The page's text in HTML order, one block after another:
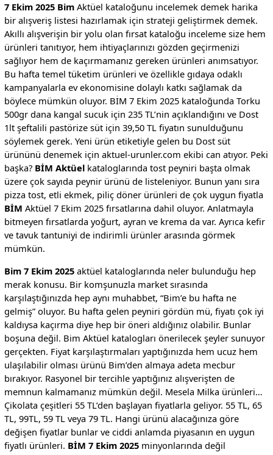
7 Ekim 2025 BimAktüel kataloğunu incelemek demek harika
bir alışveriş listesi hazırlamak için strateji geliştirmek demek.
Akıllı alışverişin bir yolu olan fırsat kataloğu inceleme size hem
ürünleri tanıtıyor, hem ihtiyaçlarınızı gözden geçirmenizi
sağlıyor hem de kaçırmamanız gereken ürünleri anımsatıyor.
Bu hafta temel tüketim ürünleri ve özellikle gıdaya odaklı
kampanyalarla ev ekonomisine dolaylı katkı sağlamak da
böylece mümkün oluyor. BİM 7 Ekim 2025 kataloğunda Torku
500gr dana kangal sucuk için 235 TL’nin açıklandığını ve Dost
1lt şeftalili pastörize süt için 39,50 TL fiyatın sunulduğunu
söylemek gerek. Yeni ürün etiketiyle gelen bu Dost süt
ürününü denemek için aktuel-urunler.com ekibi can atıyor. Peki
başka? BİM Aktüelkataloglarında tost peyniri başta olmak
üzere çok sayıda peynir ürünü de listeleniyor. Bunun yanı sıra
pizza tost, etli ekmek, piliç döner ürünleri de çok uygun fiyatla
BİM Aktüel 7 Ekim 2025 fırsatlarına dahil oluyor. Anlatmayla
bitmeyen fırsatlarda yoğurt, ayran ve krema da var. Ayrıca kefir
ve tavuk tantuniyi de indirimli ürünler arasında görmek
mümkün.
Bim 7 Ekim 2025aktüel kataloglarında neler bulunduğu hep
merak konusu. Bir komşunuzla market sırasında
karşılaştığınızda hep aynı muhabbet, “Bim’e bu hafta ne
gelmiş” oluyor. Bu hafta gelen peyniri gördün mü, fiyatı çok iyi
kaldıysa kaçırma diye hep bir öneri aldığınız olabilir. Bunlar
boşuna değil. Bim Aktüel katalogları önerilecek şeyler sunuyor
gerçekten. Fiyat karşılaştırmaları yaptığınızda hem ucuz hem
ulaşılabilir olması ürünü Bim’den almaya adeta mecbur
bırakıyor. Rasyonel bir tercihle yaptığınız alışverişten de
memnun kalmamanız mümkün değil. Mesela Milka ürünleri…
Çikolata çeşitleri 55 TL’den başlayan fiyatlarla geliyor. 55 TL, 65
TL, 99TL, 59 TL veya 79 TL. Hangi ürünü alacağınıza göre
değişen fiyatlar bunlar ve ciddi anlamda piyasanın en uygun
fiyatlı ürünleri. BİM 7 Ekim 2025minyonlarında değil